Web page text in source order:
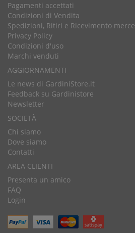
Pagamenti accettati
Condizioni di Vendita
Spedizioni, Ritiri e Ricevimento merce
Privacy Policy
Condizioni d'uso
Marchi venduti
AGGIORNAMENTI
Le news di GardiniStore.it
Feedback su Gardinistore
Newsletter
SOCIETÀ
Chi siamo
Dove siamo
Contatti
AREA CLIENTI
Presenta un amico
FAQ
Login